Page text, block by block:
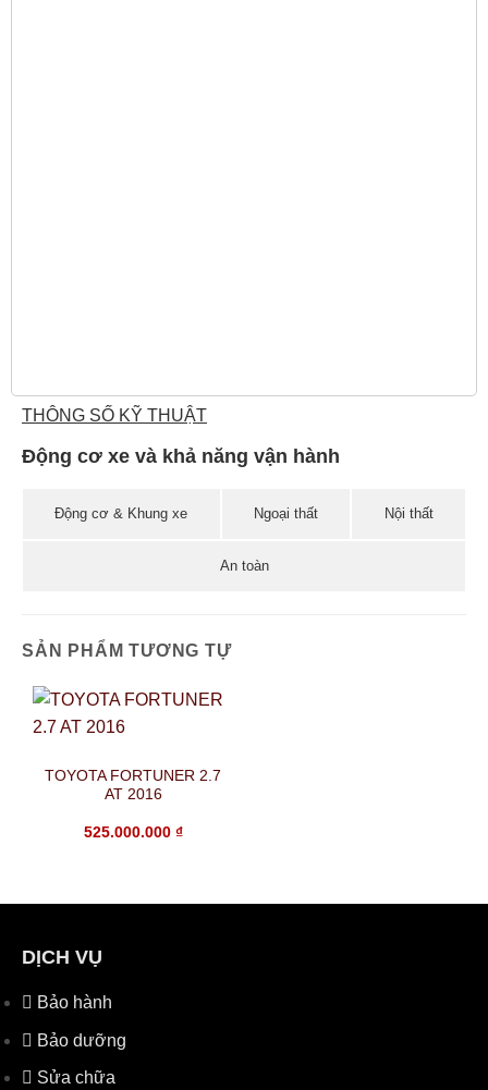
THÔNG SỐ KỸ THUẬT
Động cơ xe và khả năng vận hành
Động cơ & Khung xe Ngoại thất Nội thất
An toàn
SẢN PHẨM TƯƠNG TỰ
TOYOTA FORTUNER 2.7
AT 2016
525.000.000 ₫
DỊCH VỤ
Bảo hành
Bảo dưỡng
Sửa chữa